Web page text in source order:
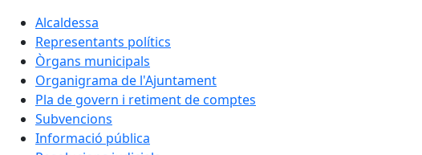
Alcaldessa
Representants polítics
Òrgans municipals
Organigrama de l'Ajuntament
Pla de govern i retiment de comptes
Subvencions
Informació pública